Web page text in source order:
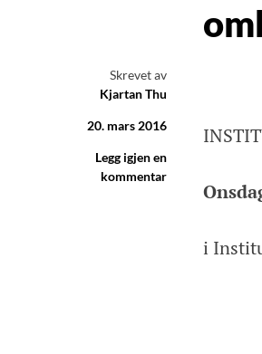
Skrevet av
Kjartan Thu
20. mars 2016
Legg igjen en
kommentar
i